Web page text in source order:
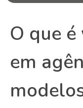
O que
em